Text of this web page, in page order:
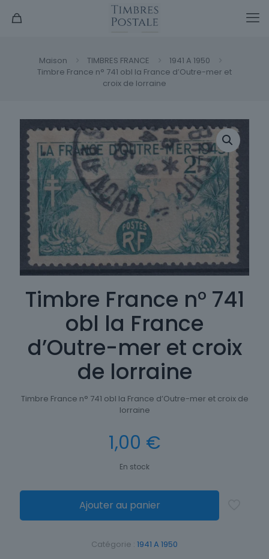
Maison TIMBRES FRANCE
1941 A 1950
Timbre France n° 741 obl la France d’Outre-mer et
croix de lorraine
Timbre France n° 741
obl la France
d’Outre-mer et croix
de lorraine
Timbre France n° 741 obl la France d’Outre-mer et croix de
lorraine
1,00 €
En stock
Ajouter au panier
Catégorie : 1941 A 1950